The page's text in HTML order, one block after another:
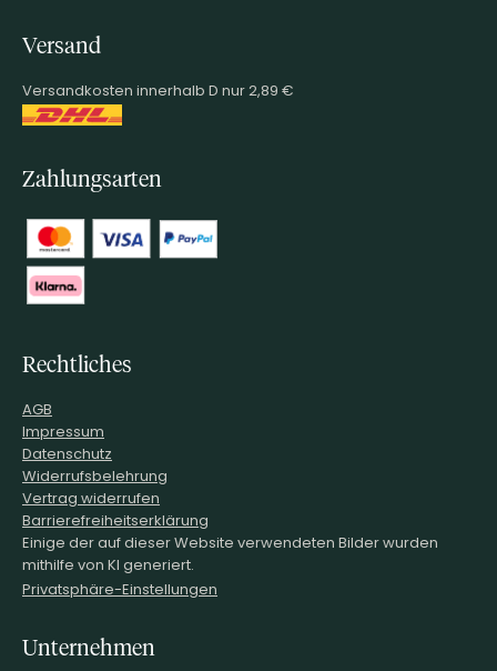
Versand
Versandkosten innerhalb D nur 2,89 €
Zahlungsarten
Rechtliches
AGB
Impressum
Datenschutz
Widerrufsbelehrung
Vertrag widerrufen
Barrierefreiheitserklärung
Einige der auf dieser Website verwendeten Bilder wurden
mithilfe von KI generiert.
Privatsphäre-Einstellungen
Unternehmen